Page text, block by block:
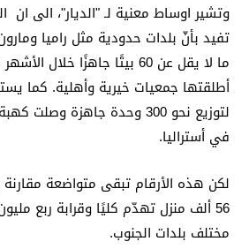
وتشير اوساط معنية لـ "الديار"، الى ان
تفيد بأنّ بلدات حدودية مثل راميا
ما لا يقل عن 60 بيتًا جاهزًا
أطلقتها جمعيات خيرية وأهلية. كما
لتوزيع نحو 300 وحدة جاهزة
في أستراليا.
لكن هذه الأرقام تبقى متواضعة مقارنة
56 ألف منزل تهدّم كليًا وقرابة ربع
مختلف بلدات الجنوب.